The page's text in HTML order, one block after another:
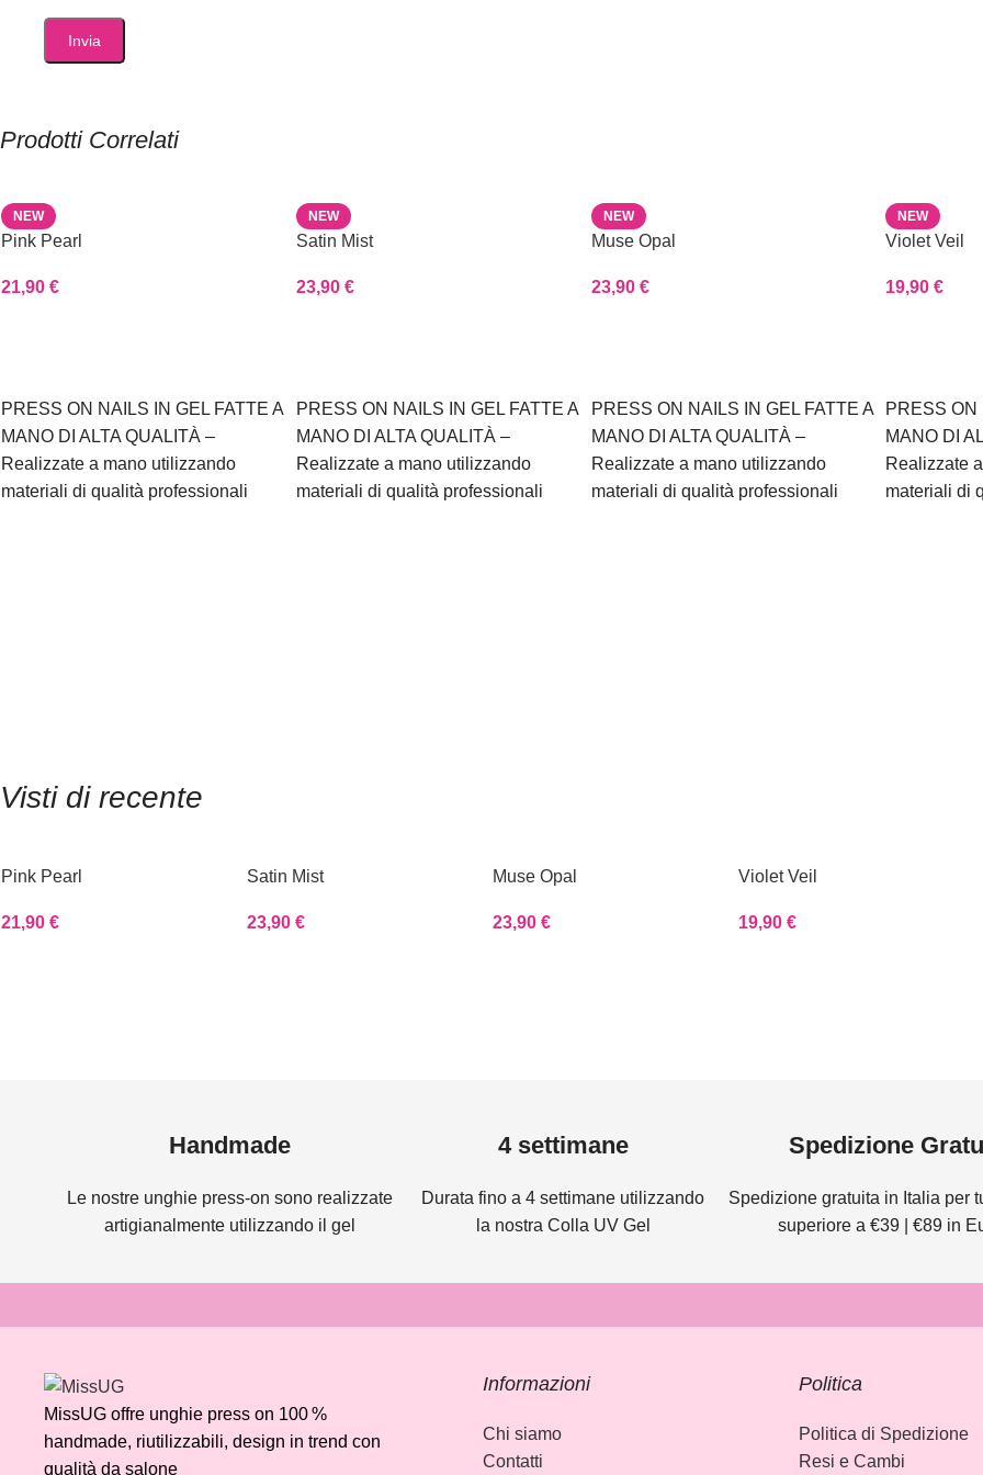
Prodotti Correlati
NEW
Pink Pearl
21,90 €
PRESS ON NAILS IN GEL FATTE A
MANO DI ALTA QUALITÀ –
Realizzate a mano utilizzando
materiali di qualità professionali
NEW
Satin Mist
23,90 €
PRESS ON NAILS IN GEL FATTE A
MANO DI ALTA QUALITÀ –
Realizzate a mano utilizzando
materiali di qualità professionali
NEW
Muse Opal
23,90 €
PRESS ON NAILS IN GEL FATTE A
MANO DI ALTA QUALITÀ –
Realizzate a mano utilizzando
materiali di qualità professionali
NEW
Violet Veil
19,90€
PRESS ON
MANO DI
Realizzate
materiali di
Visti di recente
Pink Pearl
21,90 €
Satin Mist
23,90 €
Muse Opal
23,90 €
Violet Veil
19,90 €
Handmade
Le nostre unghie press-on sono realizzate
artigianalmente utilizzando il gel
4 settimane
Durata fino a 4 settimane utilizzando
la nostra Colla UV Gel
Spedizione
Spedizione gratuita in Italia per
superiore a €39 | €89 in
MissUG offre unghie press on 100 %
handmade, riutilizzabili, design in trend con
qualità da salone
Informazioni
Chi siamo
Contatti
Politica
Politica di Spedizione
Resi e Cambi